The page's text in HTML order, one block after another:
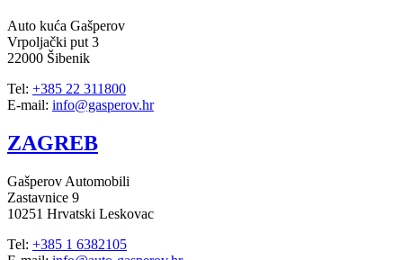
Auto kuća Gašperov
Vrpoljački put 3
22000 Šibenik
Tel: +385 22 311800
E-mail: info@gasperov.hr
ZAGREB
Gašperov Automobili
Zastavnice 9
10251 Hrvatski Leskovac
Tel: +385 1 6382105